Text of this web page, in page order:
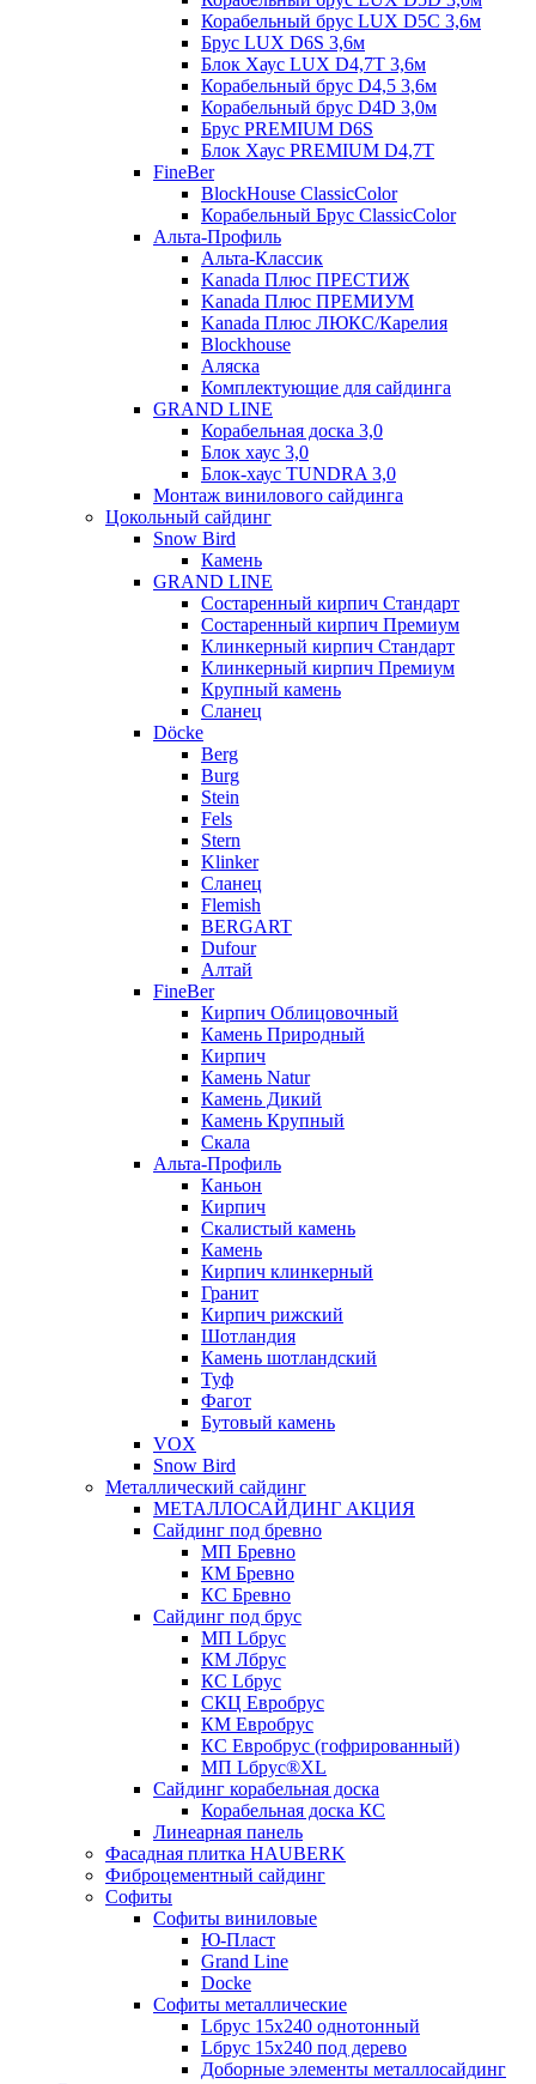
Корабельный брус LUX D5C 3,6м
Брус LUX D6S 3,6м
Блок Хаус LUX D4,7T 3,6м
Корабельный брус D4,5 3,6м
Корабельный брус D4D 3,0м
Брус PREMIUM D6S
Блок Хаус PREMIUM D4,7T
FineBer
BlockHouse ClassicColor
Корабельный Брус ClassicColor
Альта-Профиль
Альта-Классик
Kanada Плюс ПРЕСТИЖ
Kanada Плюс ПРЕМИУМ
Kanada Плюс ЛЮКС/Карелия
Blockhouse
Аляска
Комплектующие для сайдинга
GRAND LINE
Корабельная доска 3,0
Блок хаус 3,0
Блок-хаус TUNDRA 3,0
Монтаж винилового сайдинга
Цокольный сайдинг
Snow Bird
Камень
GRAND LINE
Состаренный кирпич Стандарт
Состаренный кирпич Премиум
Клинкерный кирпич Стандарт
Клинкерный кирпич Премиум
Крупный камень
Сланец
Döcke
Berg
Burg
Stein
Fels
Stern
Klinker
Сланец
Flemish
BERGART
Dufour
Алтай
FineBer
Кирпич Облицовочный
Камень Природный
Кирпич
Камень Natur
Камень Дикий
Камень Крупный
Скала
Альта-Профиль
Каньон
Кирпич
Скалистый камень
Камень
Кирпич клинкерный
Гранит
Кирпич рижский
Шотландия
Камень шотландский
Туф
Фагот
Бутовый камень
VOX
Snow Bird
Металлический сайдинг
МЕТАЛЛОСАЙДИНГ АКЦИЯ
Сайдинг под бревно
МП Бревно
КМ Бревно
КС Бревно
Сайдинг под брус
МП Lбрус
КМ Лбрус
КС Lбрус
СКЦ Евробрус
КМ Евробрус
КС Евробрус (гофрированный)
МП Lбрус®XL
Сайдинг корабельная доска
Корабельная доска КС
Линеарная панель
Фасадная плитка HAUBERK
Фиброцементный сайдинг
Софиты
Софиты виниловые
Ю-Пласт
Grand Line
Docke
Софиты металлические
Lбрус 15x240 однотонный
Lбрус 15x240 под дерево
Доборные элементы металлосайдинг